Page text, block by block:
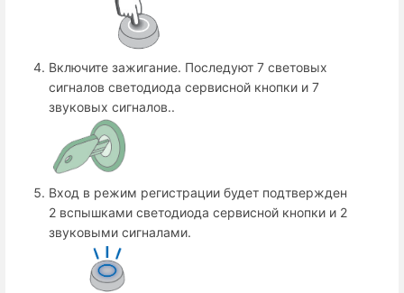
Включите зажигание. Последуют 7 световых
сигналов светодиода сервисной кнопки и 7
звуковых сигналов..
Вход в режим регистрации будет подтвержден
2 вспышками светодиода сервисной кнопки и 2
звуковыми сигналами.